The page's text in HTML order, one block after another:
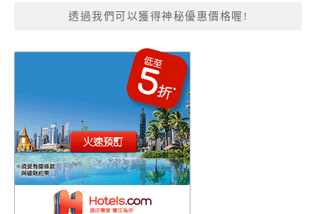
透過我們可以獲得神秘優惠價格喔!